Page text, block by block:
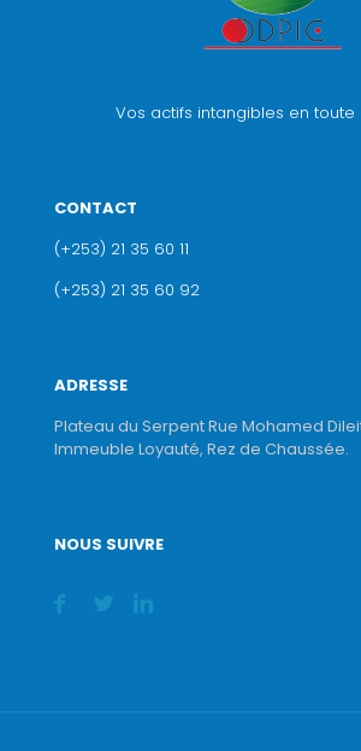
Vos actifs intangibles en toute
CONTACT
(+253) 21 35 60 11
(+253) 21 35 60 92
ADRESSE
Plateau du Serpent Rue Mohamed
Immeuble Loyauté, Rez de Chaussée.
NOUS SUIVRE